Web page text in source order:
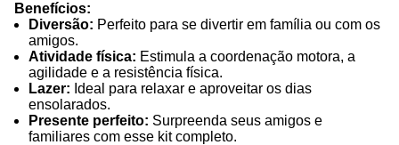
Benefícios:
Diversão: Perfeito para se divertir em família ou com os
amigos.
Atividade física: Estimula a coordenação motora, a
agilidade e a resistência física.
Lazer: Ideal para relaxar e aproveitar os dias
ensolarados.
Presente perfeito: Surpreenda seus amigos e
familiares com esse kit completo.